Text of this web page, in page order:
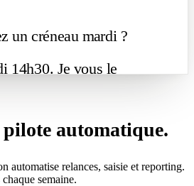
un créneau mardi ?
14h30. Je vous le
pilote automatique.
automatise relances, saisie et reporting.
semaine.